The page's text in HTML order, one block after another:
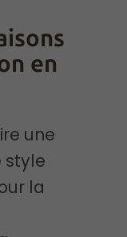
en
une
style
la